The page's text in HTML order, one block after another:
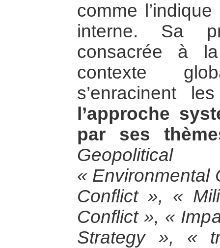
comme
interne. Sa
consacrée à
contexte
s’enracinent
l’approche
par ses
« Environmental
Conflict », «
Conflict », «
Strategy », «